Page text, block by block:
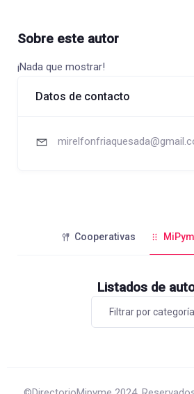
Sobre este autor
¡Nada que mostrar!
Datos de contacto
Cooperativas
Listados de
Filtrar por categoría